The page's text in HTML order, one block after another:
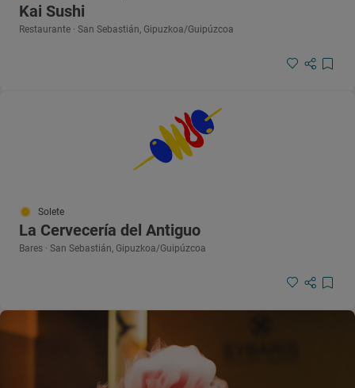
Kai Sushi
Restaurante · San Sebastián, Gipuzkoa/Guipúzcoa
Solete
La Cervecería del Antiguo
Bares · San Sebastián, Gipuzkoa/Guipúzcoa